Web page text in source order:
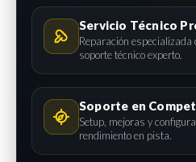
Servicio Técnico
Reparación
soporte técnico experto.
Soporte en
Setup, mejoras y
rendimiento en pista.